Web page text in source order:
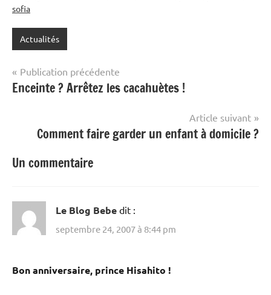
sofia
Actualités
Navigation
de
Publication précédente
Enceinte ? Arrêtez les cacahuètes !
Article suivant
Comment faire garder un enfant à domicile ?
Un commentaire
Le Blog Bebe dit :
septembre 24, 2007 à 8:44 pm
Bon anniversaire, prince Hisahito !